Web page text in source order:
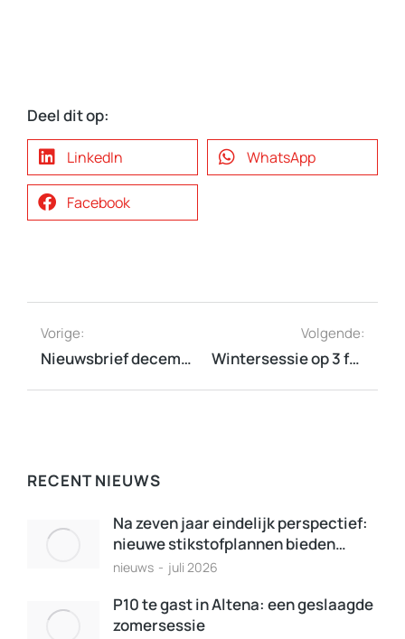
Deel dit op:
LinkedIn WhatsApp
Facebook
Vorige:
Nieuwsbrief december 2021
Volgende:
Wintersessie op 3 februari gaat door, meld u snel aan!
RECENT NIEUWS
Na zeven jaar eindelijk perspectief:
nieuwe stikstofplannen bieden…
nieuws juli 2026
P10 te gast in Altena: een geslaagde
zomersessie